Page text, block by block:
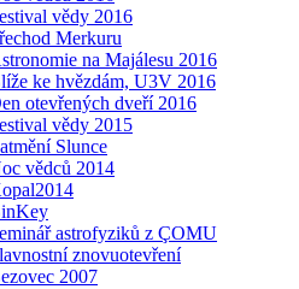
vědy 2016
Merkuru
na Majálesu 2016
ke hvězdám, U3V 2016
otevřených dveří 2016
vědy 2015
Slunce
vědců 2014
astrofyziků z ÇOMU
znovuotevření
2007